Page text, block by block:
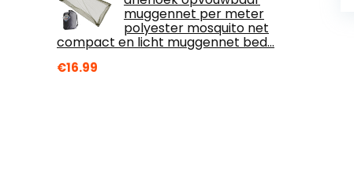
muggennet per meter
polyester mosquito net
compact en licht muggennet bed…
€16.99